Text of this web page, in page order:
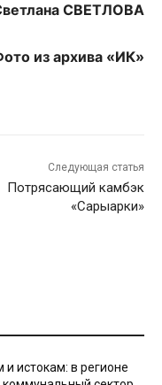
СВЕТЛОВА
из архива «ИК»
Следующая статья
Потрясающий камбэк
«Сарыарки»
и истокам: в регионе